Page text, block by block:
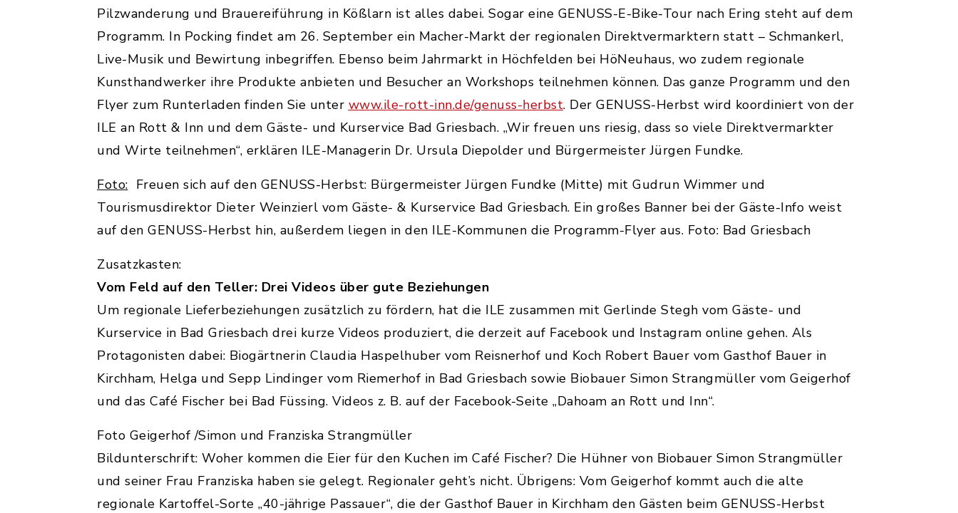
Pilzwanderung und Brauereiführung in Kößlarn ist alles dabei. Sogar eine GENUSS-E-Bike-Tour nach Ering steht auf dem
Programm. In Pocking findet am 26. September ein Macher-Markt der regionalen Direktvermarktern statt – Schmankerl,
Live-Musik und Bewirtung inbegriffen. Ebenso beim Jahrmarkt in Höchfelden bei HöNeuhaus, wo zudem regionale
Kunsthandwerker ihre Produkte anbieten und Besucher an Workshops teilnehmen können. Das ganze Programm und den
Flyer zum Runterladen finden Sie unter www.ile-rott-inn.de/genuss-herbst. Der GENUSS-Herbst wird koordiniert von der
ILE an Rott & Inn und dem Gäste- und Kurservice Bad Griesbach. „Wir freuen uns riesig, dass so viele Direktvermarkter
und Wirte teilnehmen“, erklären ILE-Managerin Dr. Ursula Diepolder und Bürgermeister Jürgen Fundke.
Foto: Freuen sich auf den GENUSS-Herbst: Bürgermeister Jürgen Fundke (Mitte) mit Gudrun Wimmer und
Tourismusdirektor Dieter Weinzierl vom Gäste- & Kurservice Bad Griesbach. Ein großes Banner bei der Gäste-Info weist
auf den GENUSS-Herbst hin, außerdem liegen in den ILE-Kommunen die Programm-Flyer aus. Foto: Bad Griesbach
Zusatzkasten:
Vom Feld auf den Teller: Drei Videos über gute Beziehungen
Um regionale Lieferbeziehungen zusätzlich zu fördern, hat die ILE zusammen mit Gerlinde Stegh vom Gäste- und
Kurservice in Bad Griesbach drei kurze Videos produziert, die derzeit auf Facebook und Instagram online gehen. Als
Protagonisten dabei: Biogärtnerin Claudia Haspelhuber vom Reisnerhof und Koch Robert Bauer vom Gasthof Bauer in
Kirchham, Helga und Sepp Lindinger vom Riemerhof in Bad Griesbach sowie Biobauer Simon Strangmüller vom Geigerhof
und das Café Fischer bei Bad Füssing. Videos z. B. auf der Facebook-Seite „Dahoam an Rott und Inn“.
Foto Geigerhof /Simon und Franziska Strangmüller
Bildunterschrift: Woher kommen die Eier für den Kuchen im Café Fischer? Die Hühner von Biobauer Simon Strangmüller
und seiner Frau Franziska haben sie gelegt. Regionaler geht’s nicht. Übrigens: Vom Geigerhof kommt auch die alte
regionale Kartoffel-Sorte „40-jährige Passauer“, die der Gasthof Bauer in Kirchham den Gästen beim GENUSS-Herbst